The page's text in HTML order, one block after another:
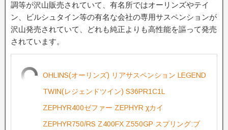
調等が沢山販売されていて、有名所ではオーリンズやテイ
ン、ビルシュタイン等の有名な会社の専用サスペンションが
沢山発売されていて、どれも純正よりも高性能を謳って発売
されています。
OHLINS(オーリンズ) リアサスペンション LEGEND
TWIN(レジェンドツイン) S36PR1C1L
ZEPHYR400ゼファー ZEPHYR χカイ
ZEPHYR750/RS Z400FX Z550GP スプリング:ブ